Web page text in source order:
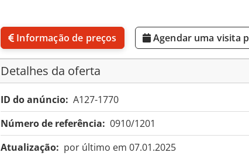
Informação de preços Agendar uma visita
Detalhes da oferta
ID do anúncio: A127-1770
Número de referência: 0910/1201
Atualização: por último em 07.01.2025